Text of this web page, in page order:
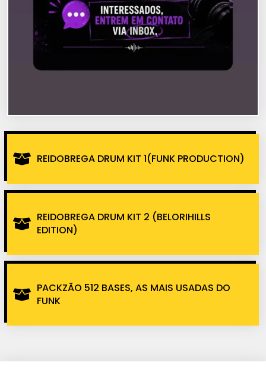
REIDOBREGA DRUM KIT 1(FUNK PRODUCTION)
REIDOBREGA DRUM KIT 2 (BELORIHILLS
EDITION)
PACKZÃO 512 BASES, AS MAIS USADAS DO
FUNK